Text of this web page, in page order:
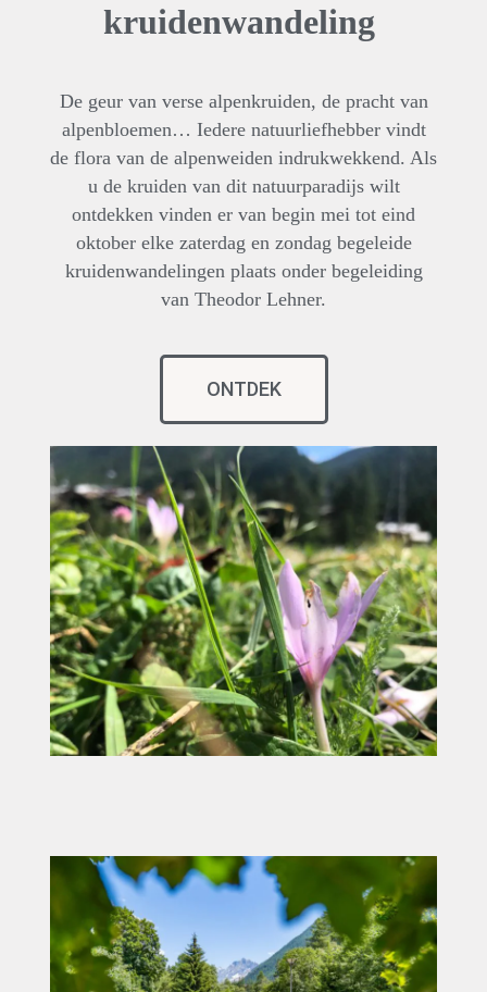
kruidenwandeling
De geur van verse alpenkruiden, de pracht van
alpenbloemen… Iedere natuurliefhebber vindt
de flora van de alpenweiden indrukwekkend. Als
u de kruiden van dit natuurparadijs wilt
ontdekken vinden er van begin mei tot eind
oktober elke zaterdag en zondag begeleide
kruidenwandelingen plaats onder begeleiding
van Theodor Lehner.
ONTDEK